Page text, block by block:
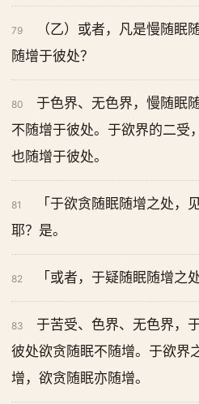
79
（乙）或者，凡是慢随眠
随增于彼处？
80
于色界、无色界，慢随眠
不随增于彼处。于欲界的二受
也随增于彼处。
81
「于欲贪随眠随增之处，
耶？是。
82 「或者，于疑随眠随增之
83
于苦受、色界、无色界，
彼处欲贪随眠不随增。于欲界
增，欲贪随眠亦随增。